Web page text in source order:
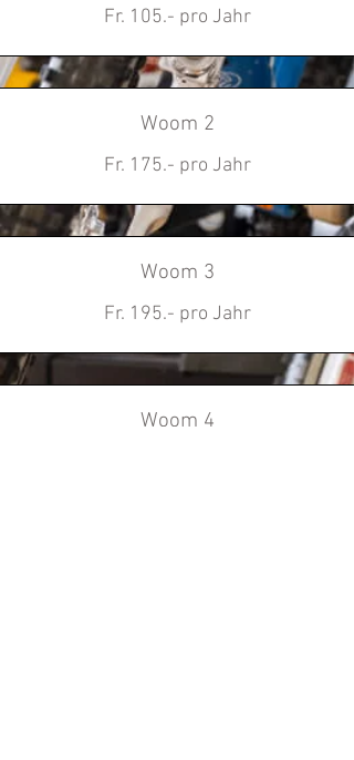
Fr. 105.- pro Jahr
Woom 2
Fr. 175.- pro Jahr
Woom 3
Fr. 195.- pro Jahr
Woom 4